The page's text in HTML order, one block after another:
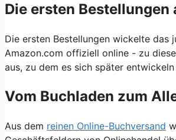
Die ersten Bestellungen
Die ersten Bestellungen wickelte das
Amazon.com offiziell online - zu
aus, zu dem es sich später
Vom Buchladen zum
Aus dem reinen Online-Buchversand